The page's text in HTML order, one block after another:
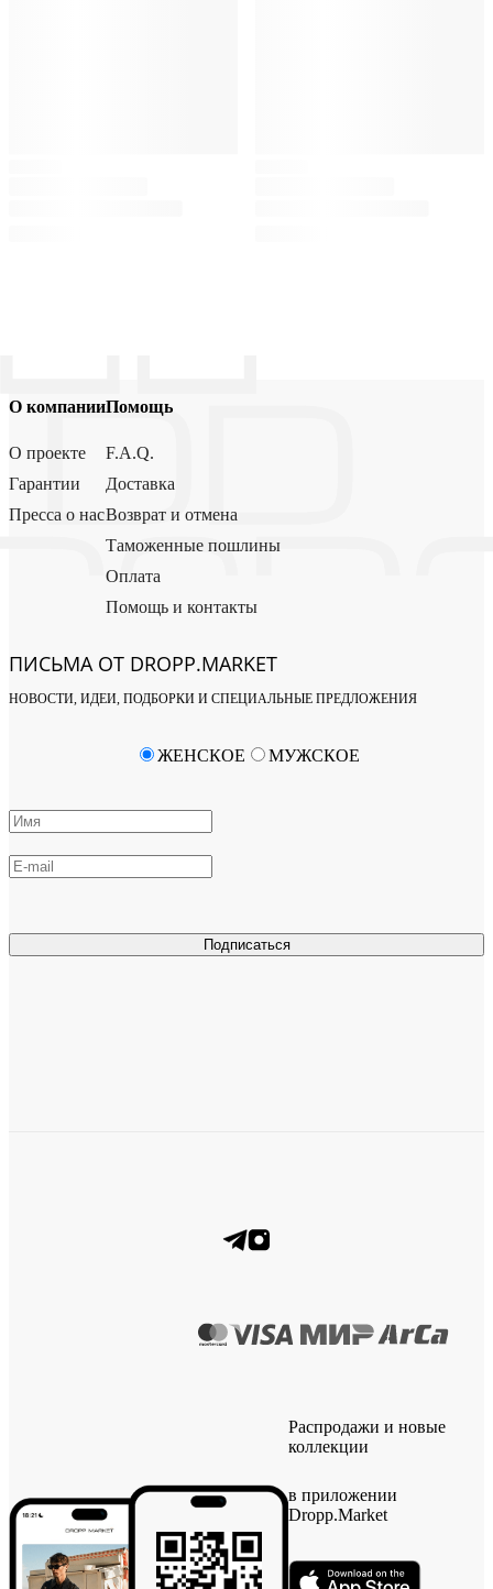
О компании
О проекте
Гарантии
Пресса о нас
Помощь
F.A.Q.
Доставка
Возврат и отмена
Таможенные пошлины
Оплата
Помощь и контакты
ПИСЬМА ОТ DROPP.MARKET
НОВОСТИ, ИДЕИ, ПОДБОРКИ И СПЕЦИАЛЬНЫЕ ПРЕДЛОЖЕНИЯ
Подписаться
ЖЕНСКОЕ МУЖСКОЕ
Распродажи и новые
коллекции
в приложении
Dropp.Market